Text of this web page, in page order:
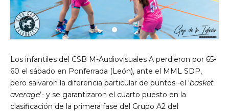
Los infantiles del CSB M-Audiovisuales A perdieron por 65-
60 el sábado en Ponferrada (León), ante el MML SDP,
pero salvaron la diferencia particular de puntos -el ‘basket
average’- y se garantizaron el cuarto puesto en la
clasificación de la primera fase del Grupo A2 del